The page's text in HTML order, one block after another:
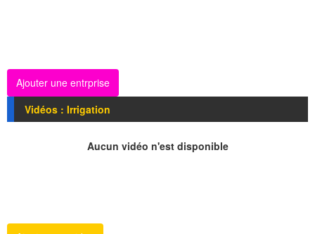
Ajouter une entrprise
Vidéos : Irrigation
Aucun vidéo n'est disponible